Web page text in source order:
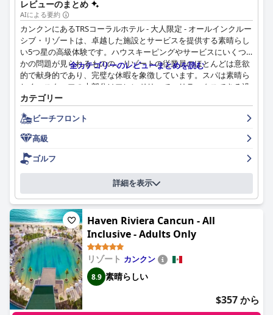
レビューのまとめ
AIによる要約
カンクンにあるTRSコーラルホテル - 大人限定 - オールインクルー
シブ・リゾートは、卓越した施設とサービスを提供する素晴らし
い5つ星の高級体験です。ハウスキーピングやサービスにいくつ
かの問題が見られるものの、リゾートの従業員のほとんどは意欲
的で献身的であり、完璧な休暇を象徴しています。スパは素晴ら
しく、スタッフの大部分はフレンドリーで、リラックスできる没
入感のある体験をゲストに提供しています。一部のゲストは高価
格に見合う価値がないと感じましたが、このリゾートは依然とし
て美しく卓越した、素晴らしいカンクンのオールインクルーシブ
体験です。
全カテゴリーのレビューまとめを読む
カテゴリー
ビーチフロント
高級
ゴルフ
詳細を表示
Haven Riviera Cancun - All
Inclusive - Adults Only
リゾート カンクン
8.9 素晴らしい
$357 から